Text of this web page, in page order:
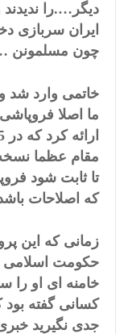
دیگر….را
ایران سربازی
چون مسلمونن
خاتمی وارد شد
مقام عظما
تا ثابت شود
که اصلاحات
زمانی که این
حکومت اسلامی
خامنه ای او
کسانی گفته بود
جدی نگیرید